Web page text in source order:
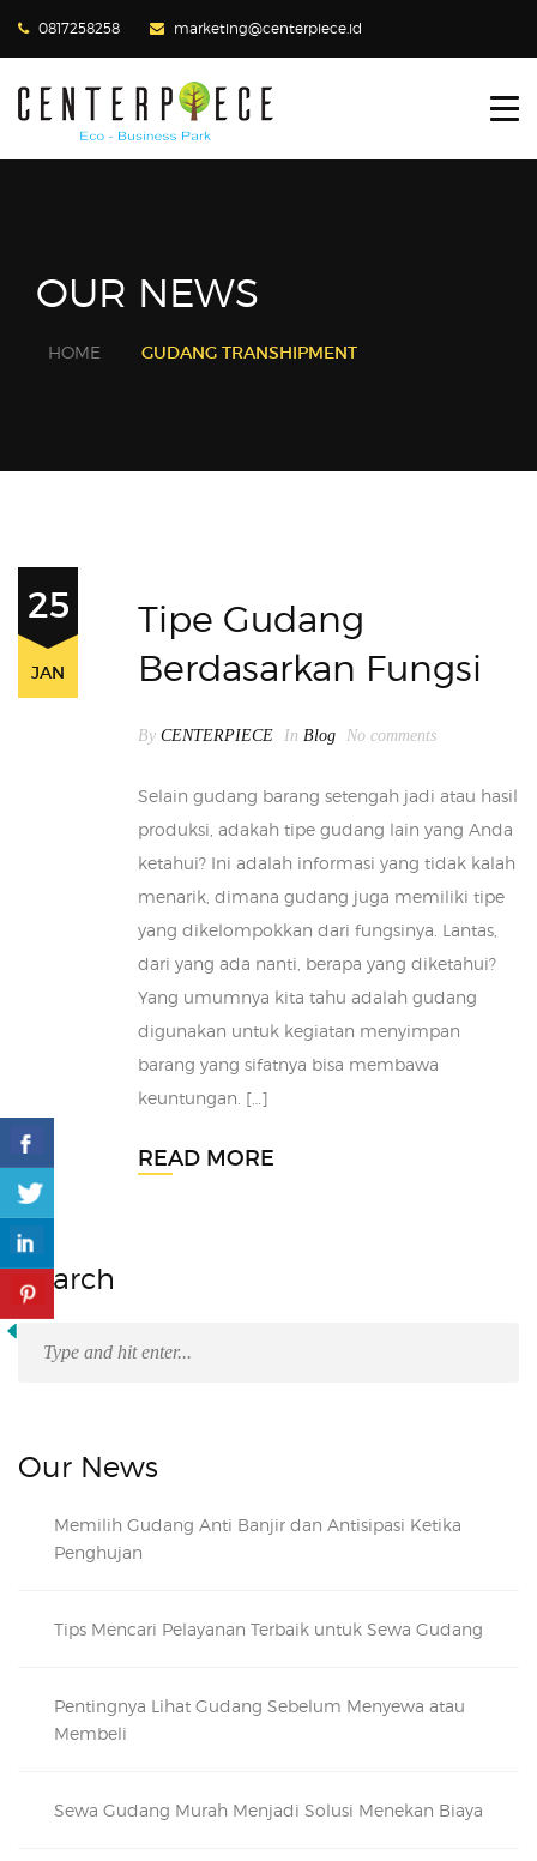
0817258258 marketing@centerpiece.id
HOME
OUR NEWS
HOME GUDANG TRANSHIPMENT
25
JAN
Tipe Gudang
Berdasarkan Fungsi
By CENTERPIECE In Blog No comments
Selain gudang barang setengah jadi atau hasil
produksi, adakah tipe gudang lain yang Anda
ketahui? Ini adalah informasi yang tidak kalah
menarik, dimana gudang juga memiliki tipe
yang dikelompokkan dari fungsinya. Lantas,
dari yang ada nanti, berapa yang diketahui?
Yang umumnya kita tahu adalah gudang
digunakan untuk kegiatan menyimpan
barang yang sifatnya bisa membawa
keuntungan. […]
READ MORE
Search
Our News
Memilih Gudang Anti Banjir dan Antisipasi Ketika
Penghujan
Tips Mencari Pelayanan Terbaik untuk Sewa Gudang
Pentingnya Lihat Gudang Sebelum Menyewa atau
Membeli
Sewa Gudang Murah Menjadi Solusi Menekan Biaya